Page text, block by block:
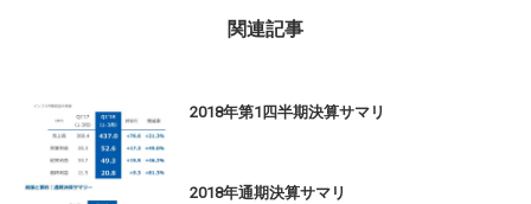
関連記事
2018年第1四半期決算サマリ
2018年通期決算サマリ